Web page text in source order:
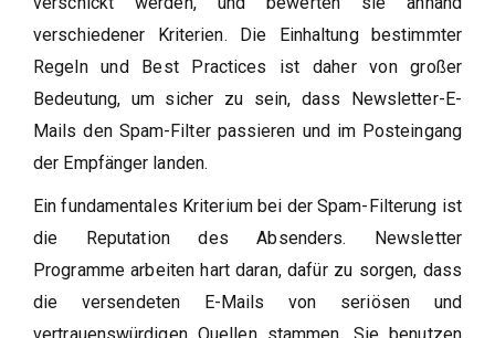
verschiedener Kriterien. Die Einhaltung bestimmter
Regeln und Best Practices ist daher von großer
Bedeutung, um sicher zu sein, dass Newsletter-E-
Mails den Spam-Filter passieren und im Posteingang
der Empfänger landen.
Ein fundamentales Kriterium bei der Spam-Filterung ist
die Reputation des Absenders. Newsletter
Programme arbeiten hart daran, dafür zu sorgen, dass
die versendeten E-Mails von seriösen und